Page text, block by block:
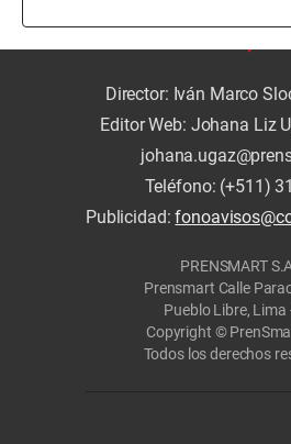
Director: Iván Marco
Editor Web: Johana Liz
Teléfono: (+511)
Publicidad:
PRENSMART
Prensmart Calle
Pueblo Libre, Lima
Copyright ©
Todos los derechos